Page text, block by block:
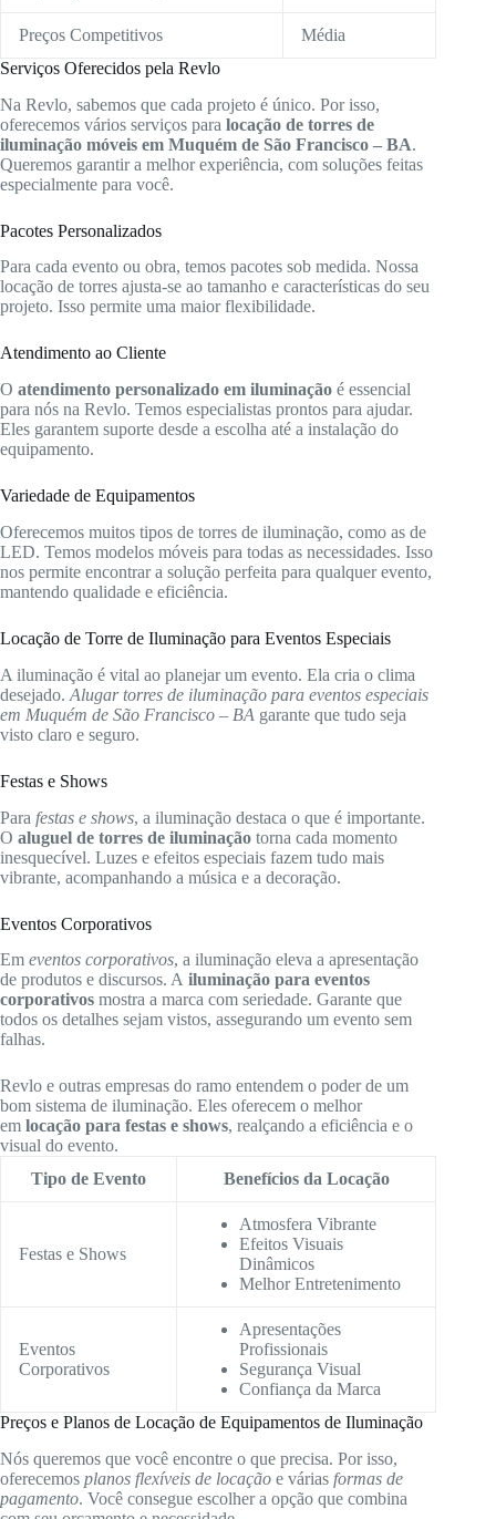
Preços Competitivos
Média
Serviços Oferecidos pela Revlo
Na Revlo, sabemos que cada projeto é único. Por isso,
oferecemos vários serviços para locação de torres de
iluminação móveis em Muquém de São Francisco – BA.
Queremos garantir a melhor experiência, com soluções feitas
especialmente para você.
Pacotes Personalizados
Para cada evento ou obra, temos pacotes sob medida. Nossa
locação de torres ajusta-se ao tamanho e características do seu
projeto. Isso permite uma maior flexibilidade.
Atendimento ao Cliente
O atendimento personalizado em iluminação é essencial
para nós na Revlo. Temos especialistas prontos para ajudar.
Eles garantem suporte desde a escolha até a instalação do
equipamento.
Variedade de Equipamentos
Oferecemos muitos tipos de torres de iluminação, como as de
LED. Temos modelos móveis para todas as necessidades. Isso
nos permite encontrar a solução perfeita para qualquer evento,
mantendo qualidade e eficiência.
Locação de Torre de Iluminação para Eventos Especiais
A iluminação é vital ao planejar um evento. Ela cria o clima
desejado. Alugar torres de iluminação para eventos especiais
em Muquém de São Francisco – BA garante que tudo seja
visto claro e seguro.
Festas e Shows
Para festas e shows, a iluminação destaca o que é importante.
O aluguel de torres de iluminação torna cada momento
inesquecível. Luzes e efeitos especiais fazem tudo mais
vibrante, acompanhando a música e a decoração.
Eventos Corporativos
Em eventos corporativos, a iluminação eleva a apresentação
de produtos e discursos. A iluminação para eventos
corporativos mostra a marca com seriedade. Garante que
todos os detalhes sejam vistos, assegurando um evento sem
falhas.
Revlo e outras empresas do ramo entendem o poder de um
bom sistema de iluminação. Eles oferecem o melhor
em locação para festas e shows, realçando a eficiência e o
visual do evento.
Tipo de Evento
Benefícios da Locação
Festas e Shows
Atmosfera Vibrante
Efeitos Visuais
Dinâmicos
Melhor Entretenimento
Eventos
Corporativos
Apresentações
Profissionais
Segurança Visual
Confiança da Marca
Preços e Planos de Locação de Equipamentos de Iluminação
Nós queremos que você encontre o que precisa. Por isso,
oferecemos planos flexíveis de locação e várias formas de
pagamento. Você consegue escolher a opção que combina